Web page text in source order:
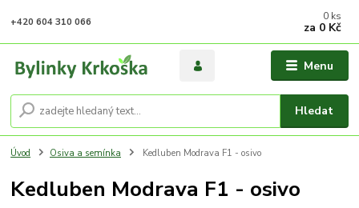
Menu
Hledat
+420 604 310 066 0 ks
za 0 Kč
Úvod Osiva a semínka Kedluben Modrava F1 - osivo
Kedluben Modrava F1 - osivo